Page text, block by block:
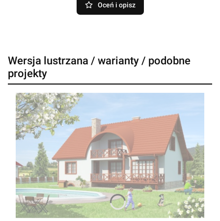
Oceń i opisz
Wersja lustrzana / warianty / podobne
projekty